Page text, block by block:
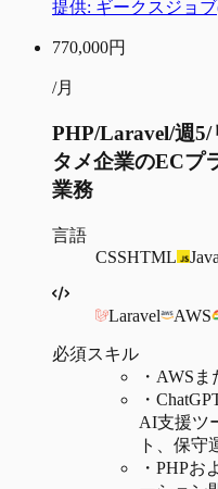
提供: ギークスジョ
770,000円
/月
PHP/Laravel/週
タメ企業のECプ
業務
言語
CSSHTML
Laravel AWS
必須スキル
・ AWSま
・
AI支援ツ
ト、保守
・ PHPお